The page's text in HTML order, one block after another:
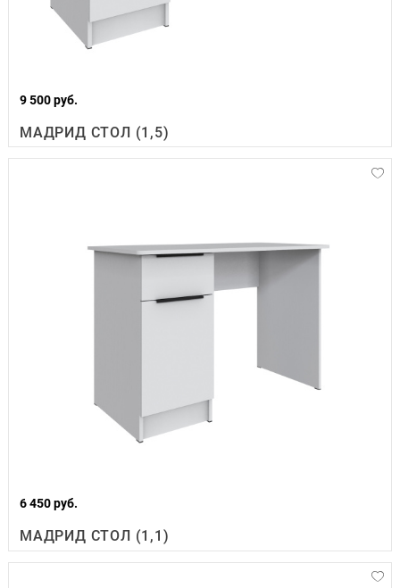
9 500 руб.
МАДРИД СТОЛ (1,5)
6 450 руб.
МАДРИД СТОЛ (1,1)